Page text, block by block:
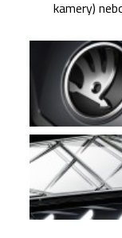
kamery)